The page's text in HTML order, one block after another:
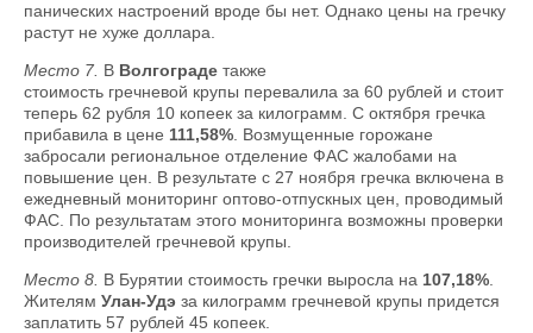
панических настроений вроде бы нет. Однако цены на гречку
растут не хуже доллара.
Место 7. В Волгограде также
стоимость гречневой крупы перевалила за 60 рублей и стоит
теперь 62 рубля 10 копеек за килограмм. С октября гречка
прибавила в цене 111,58% . Возмущенные горожане
забросали региональное отделение ФАС жалобами на
повышение цен. В результате с 27 ноября гречка включена в
ежедневный мониторинг оптово-отпускных цен, проводимый
ФАС. По результатам этого мониторинга возможны проверки
производителей гречневой крупы.
Место 8. В Бурятии стоимость гречки выросла на 107,18%
Жителям Улан-Удэ за килограмм гречневой крупы придется
заплатить 57 рублей 45 копеек.